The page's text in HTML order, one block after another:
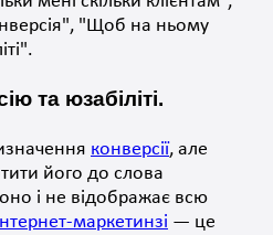
"Щоб на ньому
".
та юзабіліті.
конверсії, але
його до слова
і не відображає всю
маркетинзі — це